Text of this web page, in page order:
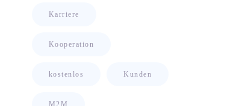
Karriere
Kooperation
kostenlos Kunden
M2M